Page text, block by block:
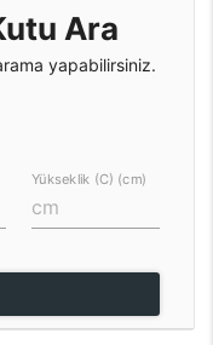
Ara
yapabilirsiniz.
Yükseklik (C) (cm)